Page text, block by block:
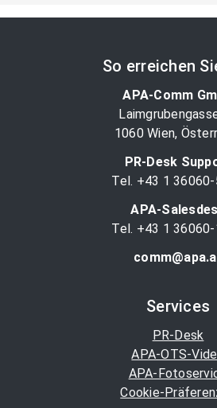
So erreichen
APA-Comm
1060 Wien,
PR-Desk
Tel. +43 1
APA-
Tel. +43 1
Services
PR-Desk
APA-OTS-
APA-
Cookie-